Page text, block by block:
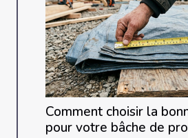
Comment choisir la
pour votre bâche de